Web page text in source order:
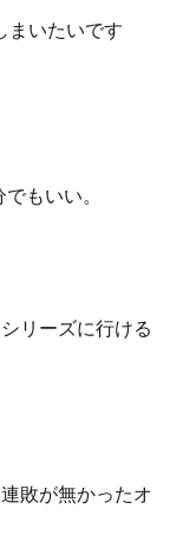
まいたいです
もいい。
リーズに行ける
敗が無かったオ